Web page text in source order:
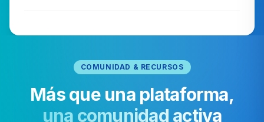
COMUNIDAD & RECURSOS
Más que una plataforma,
una comunidad activa